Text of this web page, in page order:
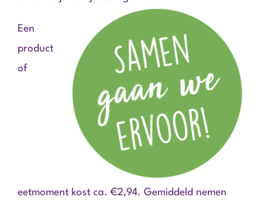
Een
product
of
eetmoment kost ca. €2,94. Gemiddeld nemen